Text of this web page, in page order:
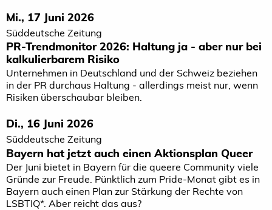
Mi., 17 Juni 2026
Süddeutsche Zeitung
PR-Trendmonitor 2026: Haltung ja - aber nur bei
kalkulierbarem Risiko
Unternehmen in Deutschland und der Schweiz beziehen
in der PR durchaus Haltung - allerdings meist nur, wenn
Risiken überschaubar bleiben.
Di., 16 Juni 2026
Süddeutsche Zeitung
Bayern hat jetzt auch einen Aktionsplan Queer
Der Juni bietet in Bayern für die queere Community viele
Gründe zur Freude. Pünktlich zum Pride-Monat gibt es in
Bayern auch einen Plan zur Stärkung der Rechte von
LSBTIQ*. Aber reicht das aus?